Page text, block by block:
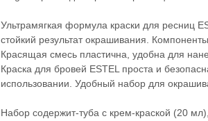
Ультрамягкая формула краски для ресниц
стойкий результат окрашивания.
Красящая смесь пластична, удобна для
Краска для бровей ESTEL проста и
использовании. Удобный набор для
Набор содержит-туба с крем-краской (20